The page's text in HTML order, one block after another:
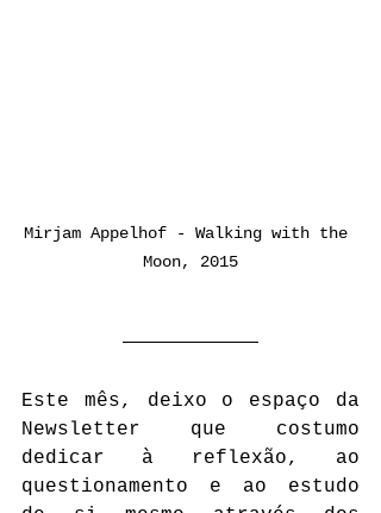
Mirjam Appelhof - Walking with the
Moon, 2015
Este mês, deixo o espaço da
Newsletter que costumo
dedicar à reflexão, ao
questionamento e ao estudo